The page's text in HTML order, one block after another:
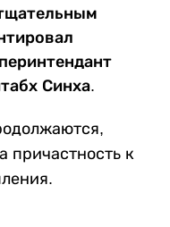
Синха.
причастность к